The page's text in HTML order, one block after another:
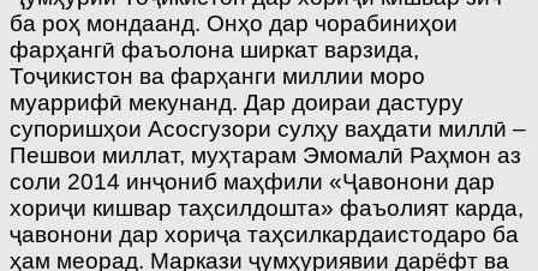
ба роҳ мондаанд. Онҳо дар чорабиниҳои
фарҳангӣ фаъолона ширкат варзида,
Тоҷикистон ва фарҳанги миллии моро
муаррифӣ мекунанд. Дар доираи дастуру
супоришҳои Асосгузори сул­ҳу ваҳдати миллӣ –
Пешвои миллат, муҳтарам Эмомалӣ Раҳмон аз
соли 2014 инҷониб маҳфили «Ҷавонони дар
хориҷи кишвар таҳсилдошта» фаъолият карда,
ҷавонони дар хориҷа таҳсилкардаистодаро ба
ҳам меорад. Маркази ҷумҳуриявии дарёфт ва